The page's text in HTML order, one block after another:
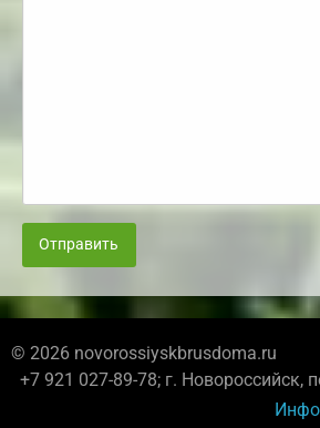
Отправить
© 2026 novorossiyskbrusdoma.ru
+7 921 027-89-78; г. Новороссийск,